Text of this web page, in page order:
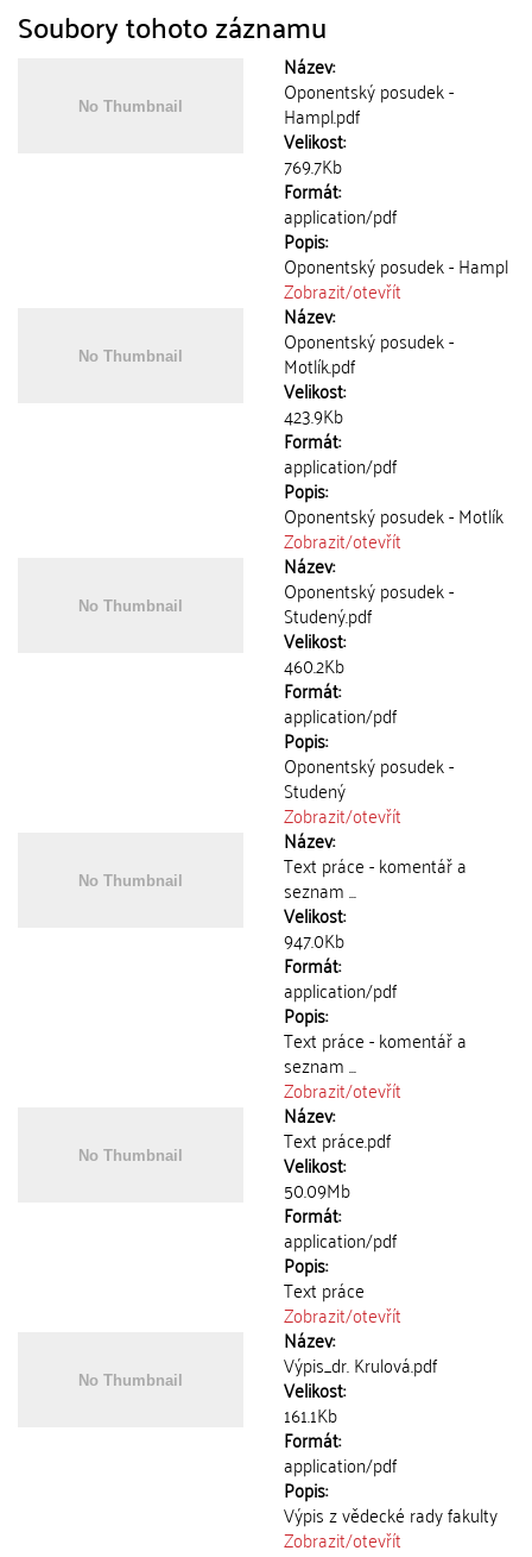
Soubory tohoto záznamu
Název:
Oponentský posudek -
Hampl.pdf
Velikost:
769.7Kb
Formát:
application/pdf
Popis:
Oponentský posudek - Hampl
Zobrazit/otevřít
Název:
Oponentský posudek -
Motlík.pdf
Velikost:
423.9Kb
Formát:
application/pdf
Popis:
Oponentský posudek - Motlík
Zobrazit/otevřít
Název:
Oponentský posudek -
Studený.pdf
Velikost:
460.2Kb
Formát:
application/pdf
Popis:
Oponentský posudek -
Studený
Zobrazit/otevřít
Název:
Text práce - komentář a
seznam ...
Velikost:
947.0Kb
Formát:
application/pdf
Popis:
Text práce - komentář a
seznam ...
Zobrazit/otevřít
Název:
Text práce.pdf
Velikost:
50.09Mb
Formát:
application/pdf
Popis:
Text práce
Zobrazit/otevřít
Název:
Výpis_dr. Krulová.pdf
Velikost:
161.1Kb
Formát:
application/pdf
Popis:
Výpis z vědecké rady fakulty
Zobrazit/otevřít